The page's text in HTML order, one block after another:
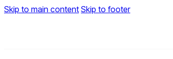
Skip to main content Skip to footer